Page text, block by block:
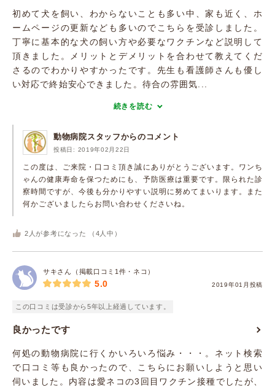
初めて犬を飼い、わからないことも多い中、家も近く、ホ
ームページの更新なども多いのでこちらを受診しました。
丁寧に基本的な犬の飼い方や必要なワクチンなど説明して
頂きました。メリットとデメリットを合わせて教えてくだ
さるのでわかりやすかったです。先生も看護師さんも優し
い対応で終始安心できました。待合の雰囲気...
続きを読む
動物病院スタッフからのコメント
投稿日: 2019年02月22日
この度は、ご来院・口コミ頂き誠にありがとうございます。ワンち
ゃんの健康寿命を保つためにも、予防医療は重要です。限られた診
察時間ですが、今後も分かりやすい説明に努めてまいります。また
何かございましたらお問い合わせくださいね。
2 人が参考になった （ 4 人中）
サキさん（掲載口コミ1件・ネコ）
2019年01月投稿
5.0
この口コミは受診から5年以上経過しています。
良かったです
何処の動物病院に行くかいろいろ悩み・・・。ネット検索
で口コミ等も良かったので、こちらにお願いしようと思い
伺いました。内容は愛ネコの3回目ワクチン接種でしたが、